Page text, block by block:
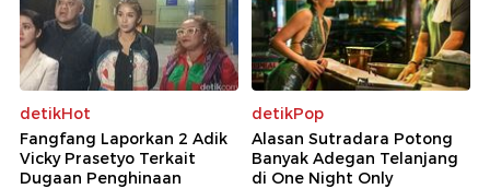
detikHot
Fangfang Laporkan 2 Adik
Vicky Prasetyo Terkait
Dugaan Penghinaan
detikPop
Alasan Sutradara Potong
Banyak Adegan Telanjang
di One Night Only